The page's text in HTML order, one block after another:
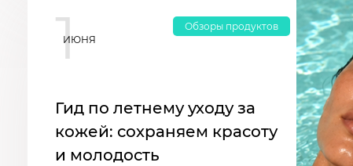
1
ИЮНЯ
Обзоры продуктов
Гид по летнему уходу за
кожей: сохраняем красоту
и молодость